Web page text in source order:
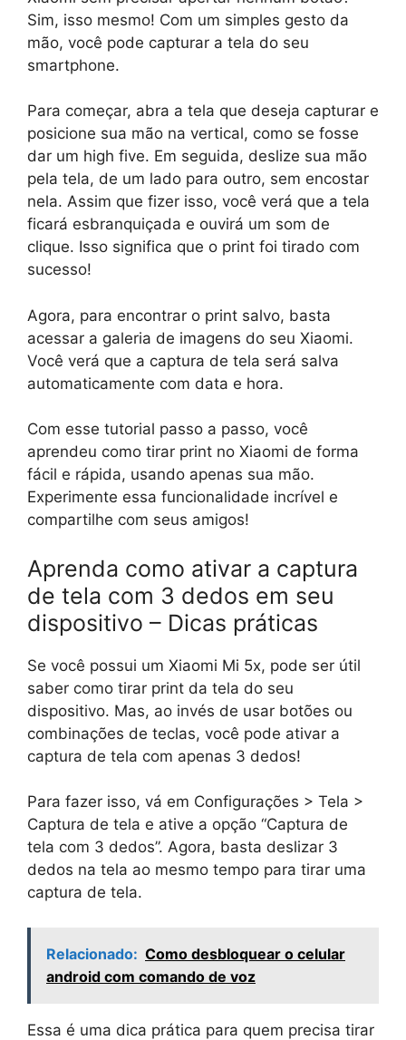
Sim, isso mesmo! Com um simples gesto da
mão, você pode capturar a tela do seu
smartphone.
Para começar, abra a tela que deseja capturar e
posicione sua mão na vertical, como se fosse
dar um high five. Em seguida, deslize sua mão
pela tela, de um lado para outro, sem encostar
nela. Assim que fizer isso, você verá que a tela
ficará esbranquiçada e ouvirá um som de
clique. Isso significa que o print foi tirado com
sucesso!
Agora, para encontrar o print salvo, basta
acessar a galeria de imagens do seu Xiaomi.
Você verá que a captura de tela será salva
automaticamente com data e hora.
Com esse tutorial passo a passo, você
aprendeu como tirar print no Xiaomi de forma
fácil e rápida, usando apenas sua mão.
Experimente essa funcionalidade incrível e
compartilhe com seus amigos!
Aprenda como ativar a captura
de tela com 3 dedos em seu
dispositivo – Dicas práticas
Se você possui um Xiaomi Mi 5x, pode ser útil
saber como tirar print da tela do seu
dispositivo. Mas, ao invés de usar botões ou
combinações de teclas, você pode ativar a
captura de tela com apenas 3 dedos!
Para fazer isso, vá em Configurações > Tela >
Captura de tela e ative a opção “Captura de
tela com 3 dedos”. Agora, basta deslizar 3
dedos na tela ao mesmo tempo para tirar uma
captura de tela.
Relacionado: Como desbloquear o celular
android com comando de voz
Essa é uma dica prática para quem precisa tirar